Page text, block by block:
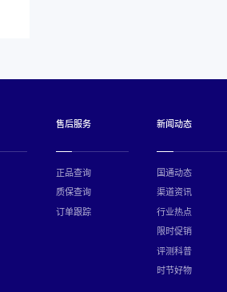
售后服务
正品查询
质保查询
订单跟踪
新闻动态
国通动态
渠道资讯
行业热点
限时促销
评测科普
时节好物